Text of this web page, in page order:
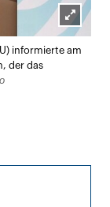
Lightbox
öffnen
informierte am
der das